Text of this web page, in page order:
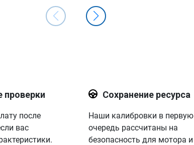
проверки
после
вас
Сохранение ресурса
Наши калибровки в первую
очередь рассчитаны на
безопасность для мотора и